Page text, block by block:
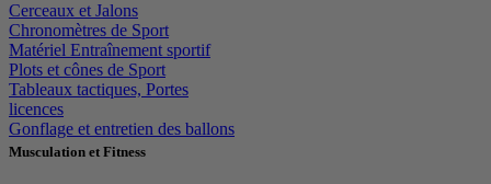
Cerceaux et Jalons
Chronomètres de Sport
Matériel Entraînement sportif
Plots et cônes de Sport
Tableaux tactiques, Portes
licences
Gonflage et entretien des ballons
Musculation et Fitness